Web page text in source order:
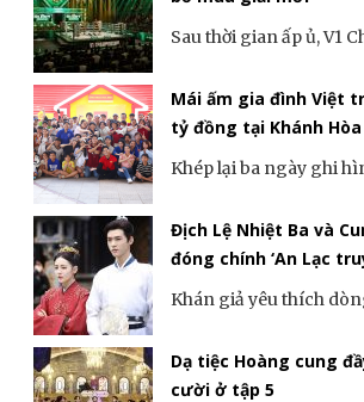
Sau thời gian ấp ủ, V1
Mái ấm gia đình Việt
tỷ đồng tại Khánh Hòa
Khép lại ba ngày ghi
Địch Lệ Nhiệt Ba và
đóng chính ‘An Lạc
Khán giả yêu thích
Dạ tiệc Hoàng cung
cười ở tập 5